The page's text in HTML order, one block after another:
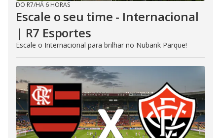
DO R7/HÁ 6 HORAS
Escale o seu time - Internacional
| R7 Esportes
Escale o Internacional para brilhar no Nubank Parque!